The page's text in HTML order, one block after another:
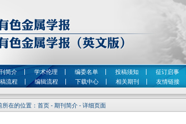
简介 学术伦理 编委名单 投稿须知 征订启事
流程 编辑流程 下载中心 相关期刊 友情链接
所在的位置：首页 - 期刊简介 - 详细页面